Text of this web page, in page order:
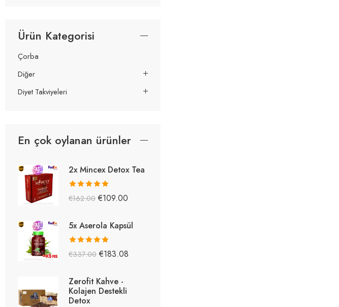
Ürün Kategorisi
Çorba
Diğer
Diyet Takviyeleri
En çok oylanan ürünler
2x Mincex Detox Tea
5 üzerinden
€162.00 €109.00
5x Aserola Kapsül
5 üzerinden
€337.00 €183.08
Zerofit Kahve -
Kolajen Destekli
Detox